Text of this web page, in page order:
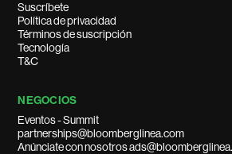
Suscríbete
Política de privacidad
Términos de suscripción
Tecnología
T&C
NEGOCIOS
Eventos - Summit
partnerships@bloomberglinea.com
Anúnciate con nosotros